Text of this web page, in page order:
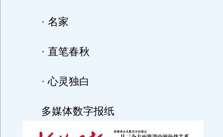
· 名家
· 直笔春秋
· 心灵独白
多媒体数字报纸